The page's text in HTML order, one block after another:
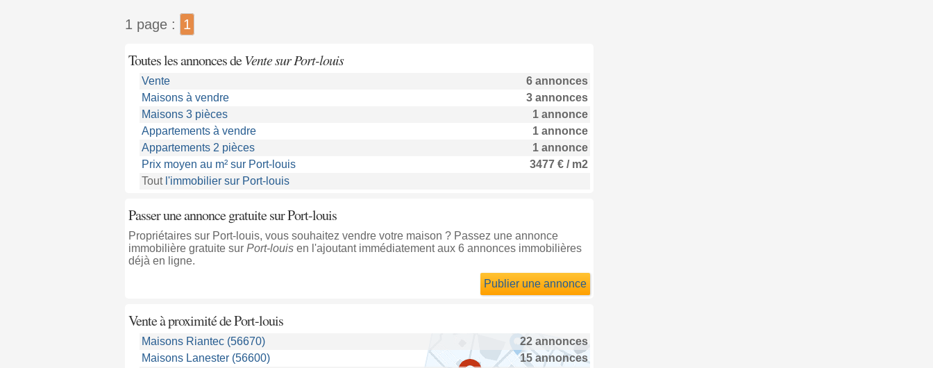
1 page : 1
Toutes les annonces deVente sur Port-louis
Vente
6 annonces
Maisons à vendre
3 annonces
Maisons 3 pièces
1 annonce
Appartements à vendre
1 annonce
Appartements 2 pièces
1 annonce
Prix moyen au m² sur Port-louis
3477 € / m2
Tout l'immobilier sur Port-louis
Passer une annonce gratuite sur Port-louis
Propriétaires sur Port-louis, vous souhaitez vendre votre maison ? Passez une annonce
immobilière gratuite sur Port-louisen l'ajoutant immédiatement aux 6 annonces immobilières
déjà en ligne.
Publier une annonce
Vente à proximitéde Port-louis
Maisons Riantec (56670)
22 annonces
Maisons Lanester (56600)
15 annonces